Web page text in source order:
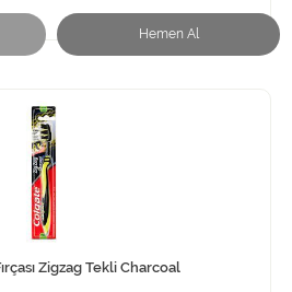
Hemen Al
Zigzag Tekli Charcoal